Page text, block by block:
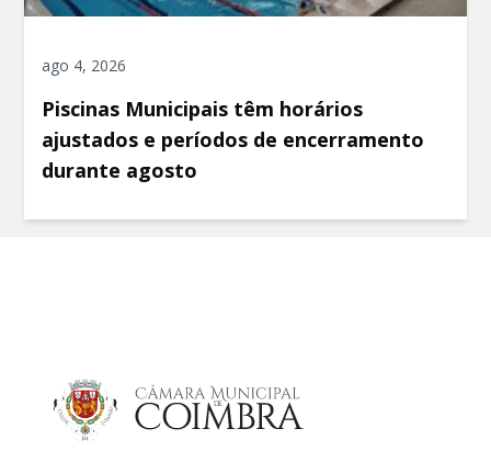
ago 4, 2026
Piscinas Municipais têm horários
ajustados e períodos de encerramento
durante agosto